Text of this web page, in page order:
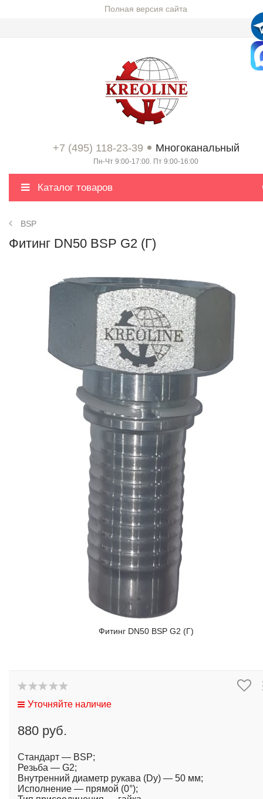
Полная версия сайта
+7 (495) 118-23-39 Многоканальный
Пн-Чт 9:00-17:00. Пт 9:00-16:00
Каталог товаров
BSP
Фитинг DN50 BSP G2 (Г)
Фитинг DN50 BSP G2 (Г)
Уточняйте наличие
880 руб.
Стандарт — BSP;
Резьба — G2;
Внутренний диаметр рукава (Dy) — 50 мм;
Исполнение — прямой (0°);